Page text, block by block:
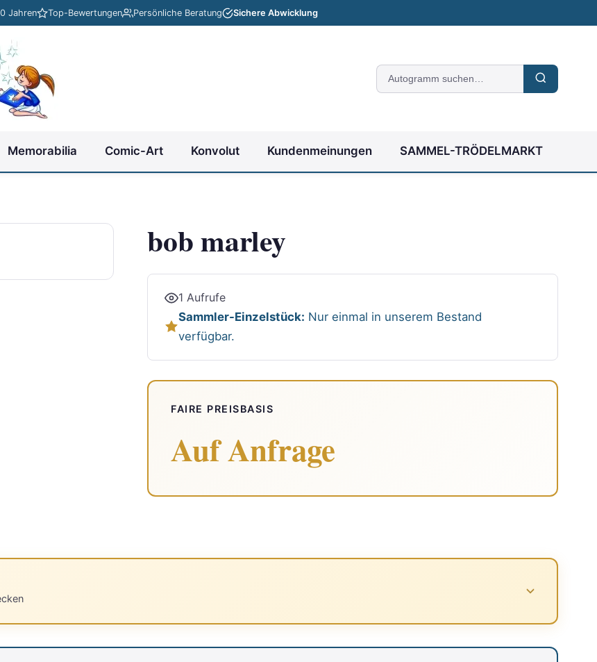
Jahren Top-Bewertungen Persönliche Beratung Sichere Abwicklung
Suche
nach
Memorabilia Comic-Art Konvolut Kundenmeinungen SAMMEL-TRÖDELMARKT
bob marley
1 Aufrufe
Sammler-Einzelstück: Nur einmal in unserem Bestand
verfügbar.
FAIRE PREISBASIS
Auf Anfrage